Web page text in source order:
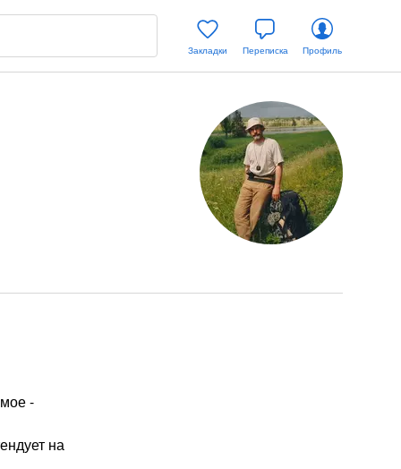
Закладки Переписка Профиль
-
на